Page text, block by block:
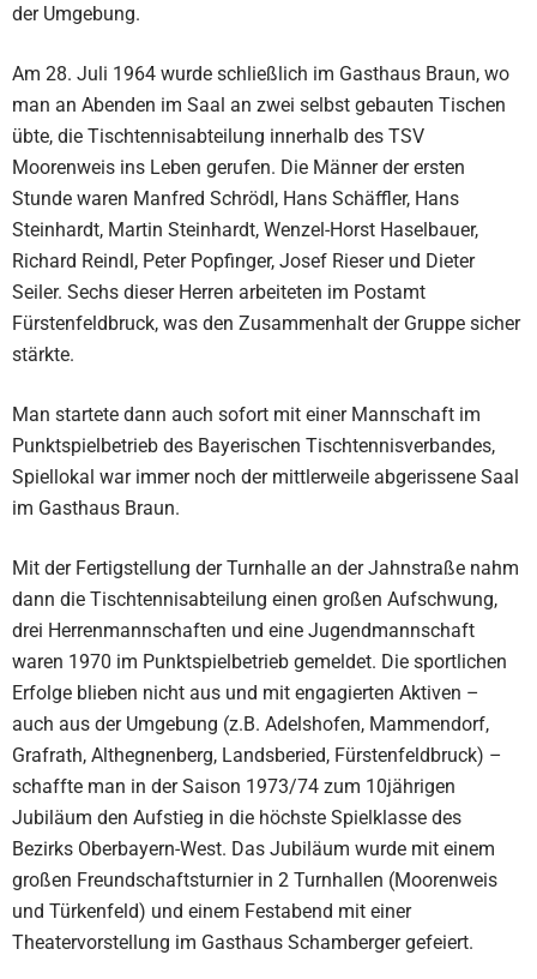
der Umgebung.
Am 28. Juli 1964 wurde schließlich im Gasthaus Braun, wo
man an Abenden im Saal an zwei selbst gebauten Tischen
übte, die Tischtennisabteilung innerhalb des TSV
Moorenweis ins Leben gerufen. Die Männer der ersten
Stunde waren Manfred Schrödl, Hans Schäffler, Hans
Steinhardt, Martin Steinhardt, Wenzel-Horst Haselbauer,
Richard Reindl, Peter Popfinger, Josef Rieser und Dieter
Seiler. Sechs dieser Herren arbeiteten im Postamt
Fürstenfeldbruck, was den Zusammenhalt der Gruppe sicher
stärkte.
Man startete dann auch sofort mit einer Mannschaft im
Punktspielbetrieb des Bayerischen Tischtennisverbandes,
Spiellokal war immer noch der mittlerweile abgerissene Saal
im Gasthaus Braun.
Mit der Fertigstellung der Turnhalle an der Jahnstraße nahm
dann die Tischtennisabteilung einen großen Aufschwung,
drei Herrenmannschaften und eine Jugendmannschaft
waren 1970 im Punktspielbetrieb gemeldet. Die sportlichen
Erfolge blieben nicht aus und mit engagierten Aktiven –
auch aus der Umgebung (z.B. Adelshofen, Mammendorf,
Grafrath, Althegnenberg, Landsberied, Fürstenfeldbruck) –
schaffte man in der Saison 1973/74 zum 10jährigen
Jubiläum den Aufstieg in die höchste Spielklasse des
Bezirks Oberbayern-West. Das Jubiläum wurde mit einem
großen Freundschaftsturnier in 2 Turnhallen (Moorenweis
und Türkenfeld) und einem Festabend mit einer
Theatervorstellung im Gasthaus Schamberger gefeiert.